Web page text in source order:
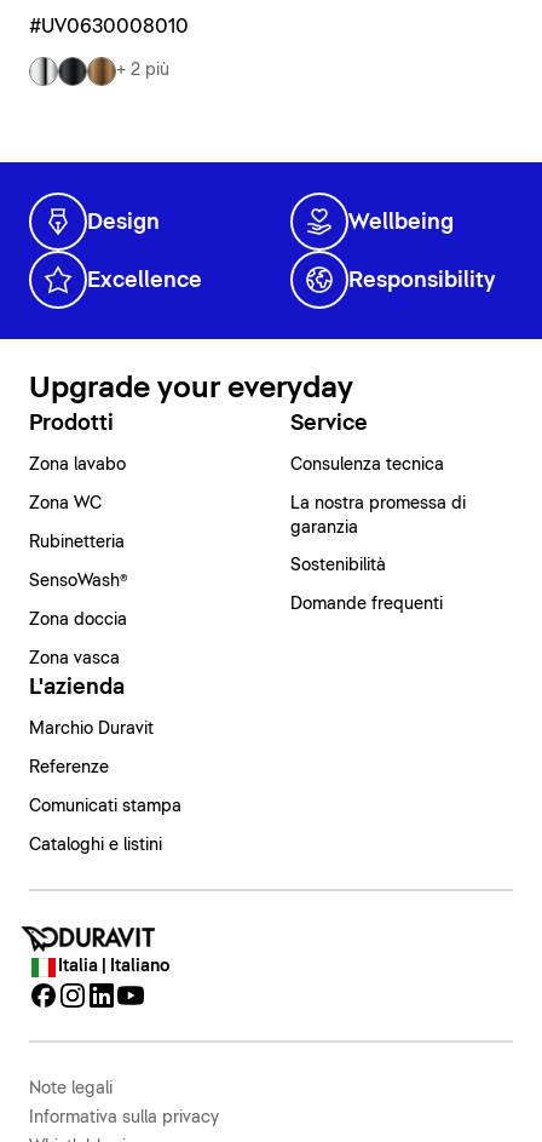
#UV0630008010
+ 2 più
Design Wellbeing
Excellence Responsibility
Upgrade your everyday
Prodotti
Zona lavabo
Zona WC
Rubinetteria
SensoWash®
Zona doccia
Zona vasca
Service
Consulenza tecnica
La nostra promessa di
garanzia
Sostenibilità
Domande frequenti
L'azienda
Marchio Duravit
Referenze
Comunicati stampa
Cataloghi e listini
Italia | Italiano
Note legali
Informativa sulla privacy